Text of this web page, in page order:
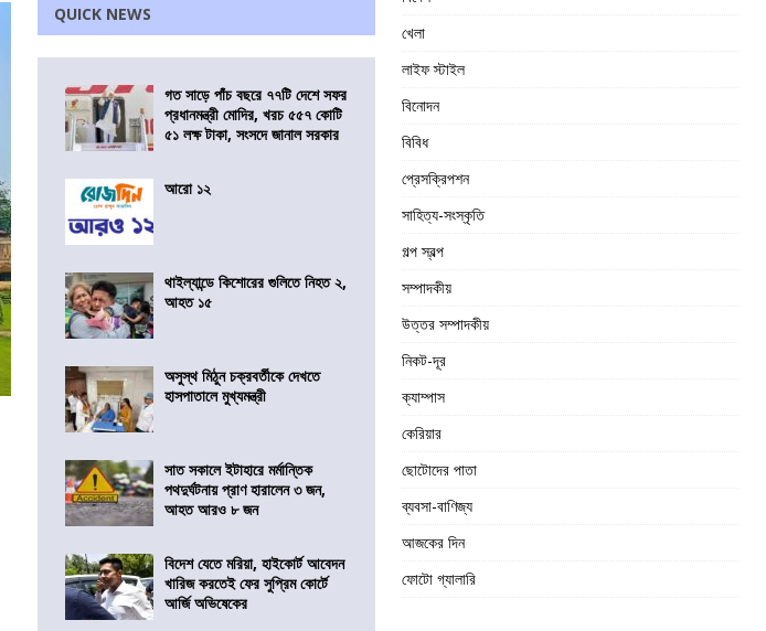
QUICK NEWS
গত সাড়ে পাঁচ বছরে ৭৭টি দেশে সফর
প্রধানমন্ত্রী মোদির, খরচ ৫৫৭ কোটি
৫১ লক্ষ টাকা, সংসদে জানাল সরকার
আরো ১২
থাইল্যান্ডে কিশোরের গুলিতে নিহত ২,
আহত ১৫
অসুস্থ মিঠুন চক্রবর্তীকে দেখতে
হাসপাতালে মুখ্যমন্ত্রী
সাত সকালে ইটাহারে মর্মান্তিক
পথদুর্ঘটনায় প্রাণ হারালেন ৩ জন,
আহত আরও ৮ জন
বিদেশ যেতে মরিয়া, হাইকোর্ট আবেদন
খারিজ করতেই ফের সুপ্রিম কোর্টে
আর্জি অভিষেকের
খেলা
লাইফ স্টাইল
বিনোদন
বিবিধ
প্রেসক্রিপশন
সাহিত্য-সংস্কৃতি
গল্প স্বল্প
সম্পাদকীয়
উত্তর সম্পাদকীয়
নিকট-দূর
ক্যাম্পাস
কেরিয়ার
ছোটোদের পাতা
ব্যবসা-বাণিজ্য
আজকের দিন
ফোটো গ্যালারি